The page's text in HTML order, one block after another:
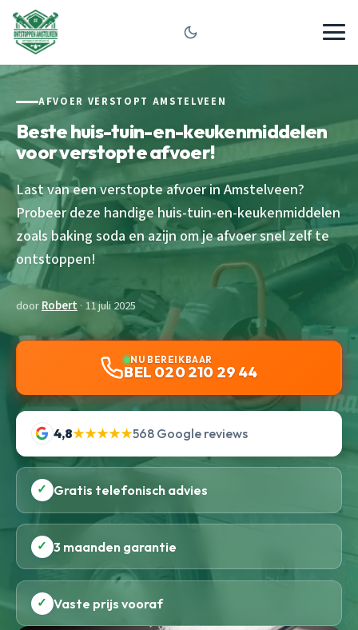
AFVOER VERSTOPT AMSTELVEEN
Beste huis-tuin-en-keukenmiddelen
voor verstopte afvoer!
Last van een verstopte afvoer in Amstelveen?
Probeer deze handige huis-tuin-en-keukenmiddelen
zoals baking soda en azijn om je afvoer snel zelf te
ontstoppen!
doorRobert · 11 juli 2025
NU BEREIKBAAR
BEL 020 210 29 44
4,8★★★★★568 Google reviews
✓ Gratis telefonisch advies
✓ 3 maanden garantie
✓ Vaste prijs vooraf